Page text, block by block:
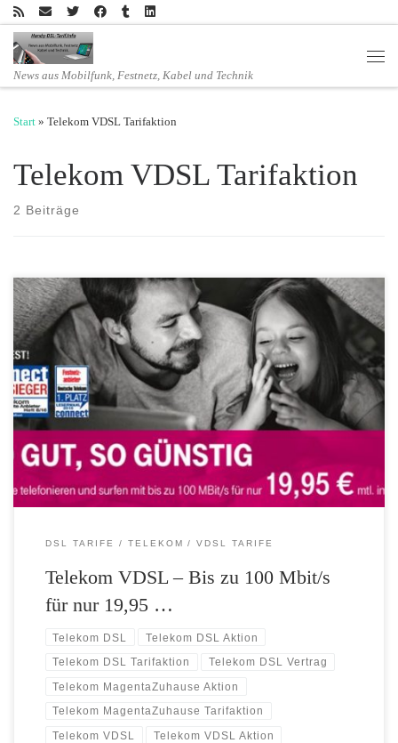
Zum Inhalt springen
News aus Mobilfunk, Festnetz, Kabel und Technik
Start » Telekom VDSL Tarifaktion
Telekom VDSL Tarifaktion
2 Beiträge
Maximale Geschwindigkeit im ersten Jahr ohne Aufpreis Danach freie
Tarifwahl: MagentaZuhause S, M, oder L Neu: EntertainTV für nur
9,95 Euro im Monat buchbar Alle Geschwindigkeiten zum gleichen
Preis: Neukunden der Telekom können ab sofort mit bis zu 100
Megabit pro Sekunde surfen – ohne mehr zu zahlen. Für nur […]
DSL TARIFE TELEKOM VDSL TARIFE
Telekom VDSL – Bis zu 100 Mbit/s
für nur 19,95 …
Telekom DSL Telekom DSL Aktion
Telekom DSL Tarifaktion Telekom DSL Vertrag
Telekom MagentaZuhause Aktion
Telekom MagentaZuhause Tarifaktion
Telekom VDSL Telekom VDSL Aktion